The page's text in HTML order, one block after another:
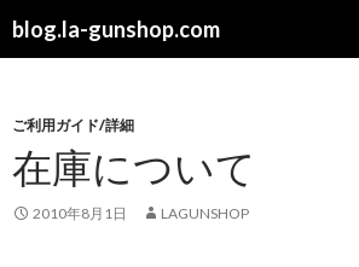
blog.la-gunshop.com
索
ン
ツ
へ
ス
ご利用ガイド/詳細
在庫について
2010年8月1日 LAGUNSHOP